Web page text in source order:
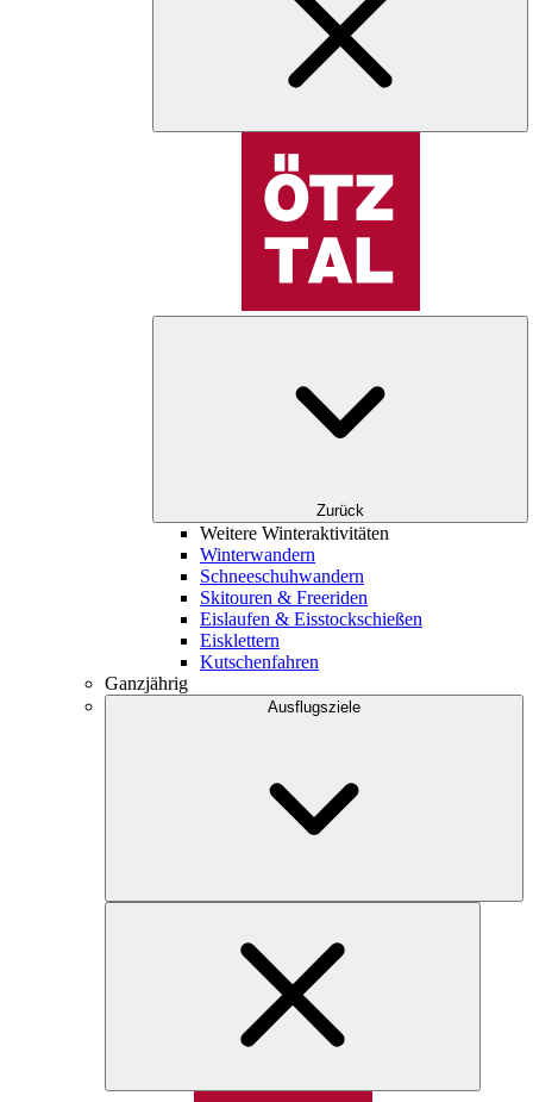
Zurück
Weitere Winteraktivitäten
Winterwandern
Schneeschuhwandern
Skitouren & Freeriden
Eislaufen & Eisstockschießen
Eisklettern
Kutschenfahren
Ganzjährig
Ausflugsziele